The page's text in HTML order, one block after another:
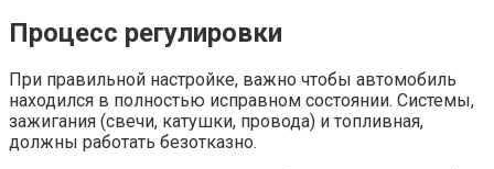
Процесс регулировки
При правильной настройке, важно чтобы автомобиль
находился в полностью исправном состоянии. Системы,
зажигания (свечи, катушки, провода) и топливная,
должны работать безотказно.